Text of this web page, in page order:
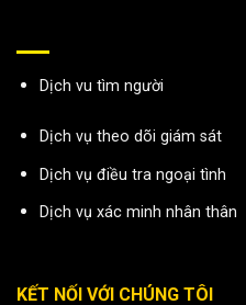
Dịch vu tìm người
Dịch vụ theo dõi giám sát
Dịch vụ điều tra ngoại tình
Dịch vụ xác minh nhân thân
KẾT NỐI VỚI CHÚNG TÔI